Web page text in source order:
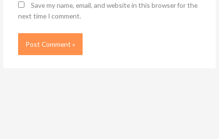
Save my name, email, and website in this browser for the
next time I comment.